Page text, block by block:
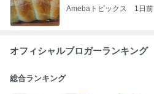
Amebaトピックス 1日前
オフィシャルブロガーランキング
総合ランキング